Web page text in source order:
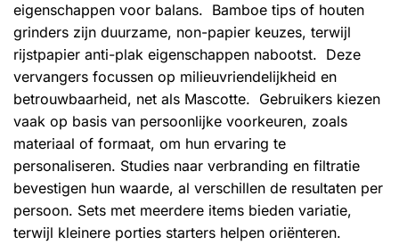
eigenschappen voor balans. Bamboe tips of houten
grinders zijn duurzame, non-papier keuzes, terwijl
rijstpapier anti-plak eigenschappen nabootst. Deze
vervangers focussen op milieuvriendelijkheid en
betrouwbaarheid, net als Mascotte. Gebruikers kiezen
vaak op basis van persoonlijke voorkeuren, zoals
materiaal of formaat, om hun ervaring te
personaliseren. Studies naar verbranding en filtratie
bevestigen hun waarde, al verschillen de resultaten per
persoon. Sets met meerdere items bieden variatie,
terwijl kleinere porties starters helpen oriënteren.